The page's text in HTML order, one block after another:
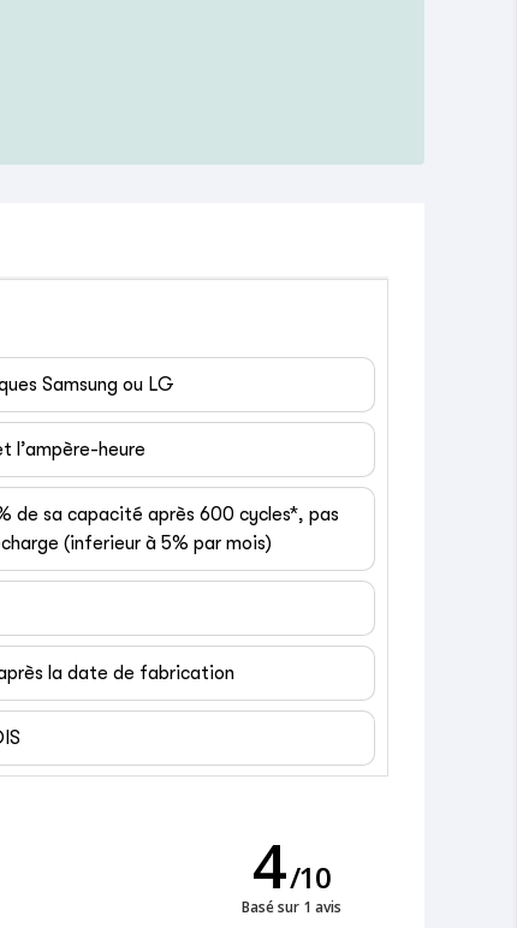
Samsung ou LG
l’ampère-heure
de sa capacité après 600 cycles*, pas
(inferieur à 5% par mois)
la date de fabrication
4/10
Basé sur 1 avis